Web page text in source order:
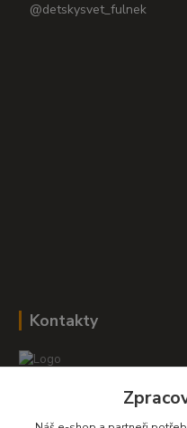
@detskysvet_fulnek
Kontakty
+420 604 278 943